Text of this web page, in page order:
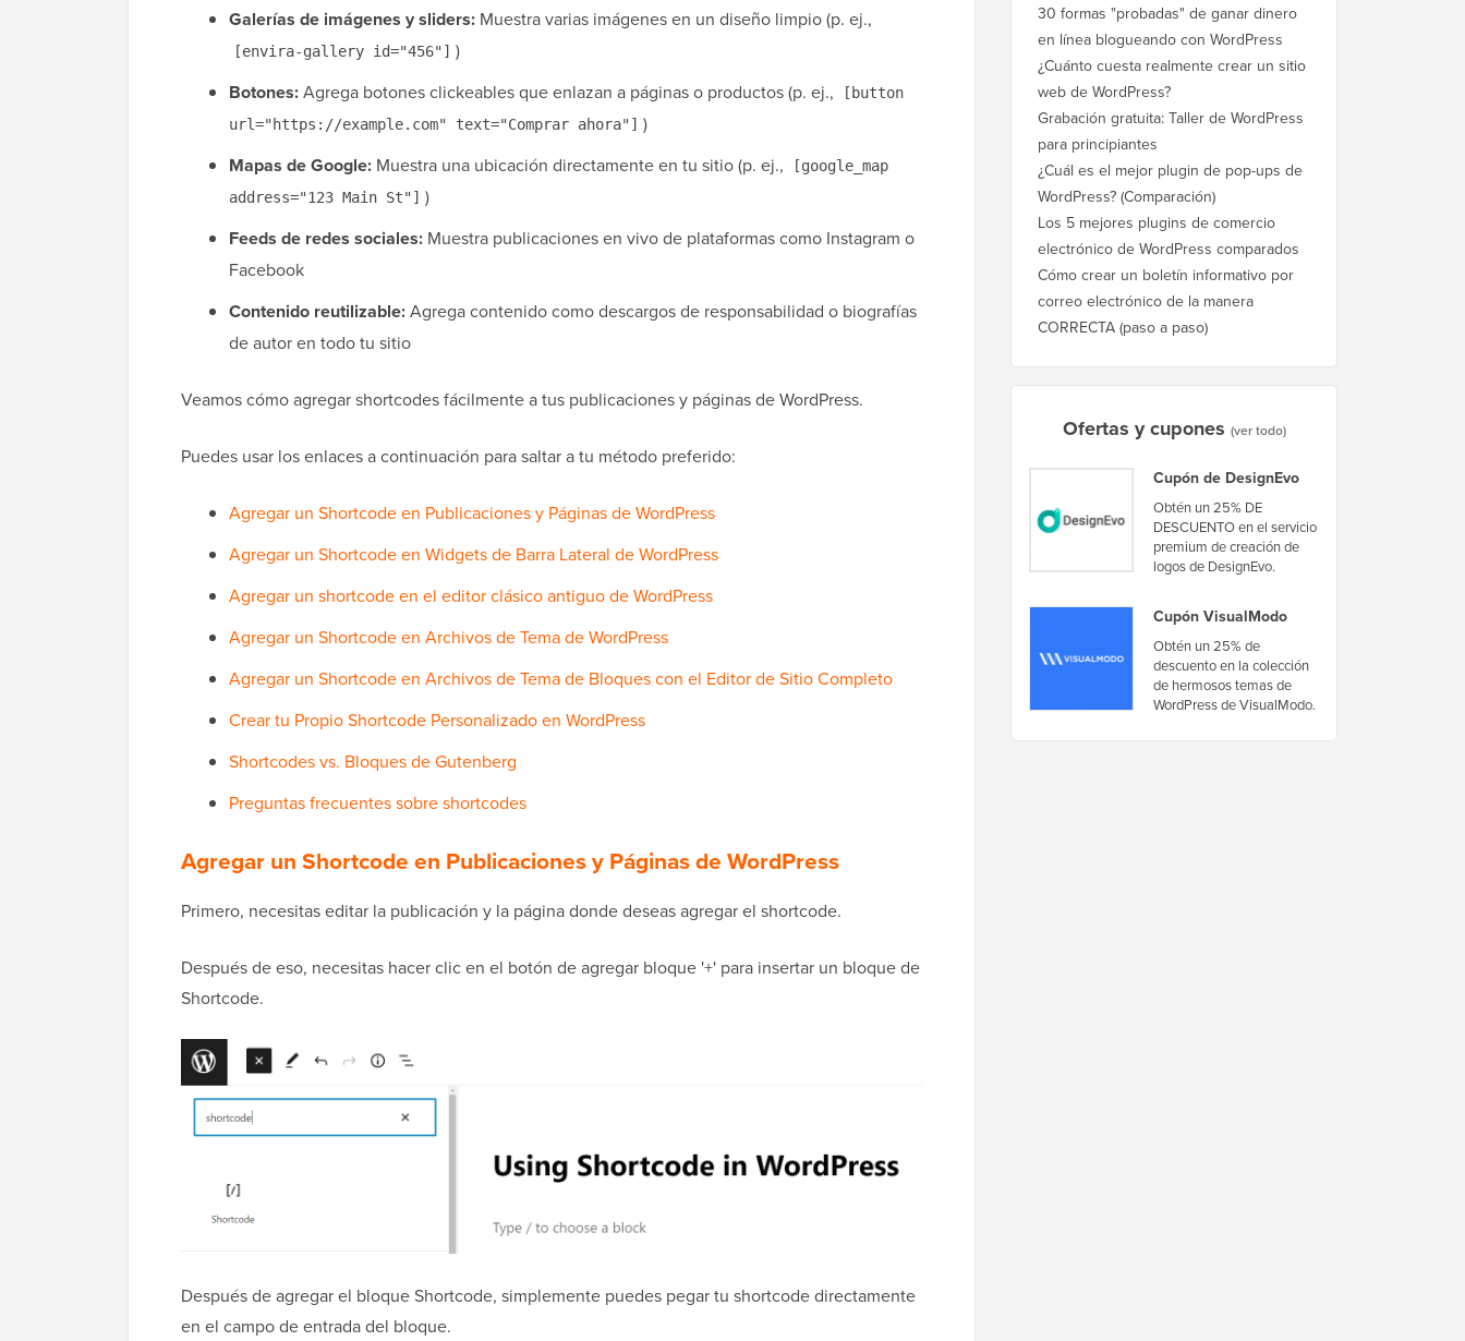
Galerías de imágenes y sliders: Muestra varias imágenes en un diseño limpio (p. ej.,
[envira-gallery id="456"] )
Botones:Agrega botones clickeables que enlazan a páginas o productos (p. ej.,
[button
url="https://example.com" text="Comprar ahora"] )
Mapas de Google: Muestra una ubicación directamente en tu sitio (p. ej.,
[google_map
address="123 Main St"] )
Feeds de redes sociales: Muestra publicaciones en vivo de plataformas como Instagram o
Facebook
Contenido reutilizable:Agrega contenido como descargos de responsabilidad o biografías
de autor en todo tu sitio
Veamos cómo agregar shortcodes fácilmente a tus publicaciones y páginas de WordPress.
Puedes usar los enlaces a continuación para saltar a tu método preferido:
Agregar un Shortcode en Publicaciones y Páginas de WordPress
Agregar un Shortcode en Widgets de Barra Lateral de WordPress
Agregar un shortcode en el editor clásico antiguo de WordPress
Agregar un Shortcode en Archivos de Tema de WordPress
Agregar un Shortcode en Archivos de Tema de Bloques con el Editor de Sitio Completo
Crear tu Propio Shortcode Personalizado en WordPress
Shortcodes vs. Bloques de Gutenberg
Preguntas frecuentes sobre shortcodes
Agregar un Shortcode en Publicaciones y Páginas de WordPress
Primero, necesitas editar la publicación y la página donde deseas agregar el shortcode.
Después de eso, necesitas hacer clic en el botón de agregar bloque '+' para insertar un bloque de
Shortcode.
Después de agregar el bloque Shortcode, simplemente puedes pegar tu shortcode directamente
en el campo de entrada del bloque.
30 formas "probadas" de ganar dinero
en línea blogueando con WordPress
¿Cuánto cuesta realmente crear un sitio
web de WordPress?
Grabación gratuita: Taller de WordPress
para principiantes
¿Cuál es el mejor plugin de pop-ups de
WordPress? (Comparación)
Los 5 mejores plugins de comercio
electrónico de WordPress comparados
Cómo crear un boletín informativo por
correo electrónico de la manera
CORRECTA (paso a paso)
Ofertas y cupones (ver todo)
Cupón de DesignEvo
Obtén un 25% DE
DESCUENTO en el servicio
premium de creación de
logos de DesignEvo.
Cupón VisualModo
Obtén un 25% de
descuento en la colección
de hermosos temas de
WordPress de VisualModo.